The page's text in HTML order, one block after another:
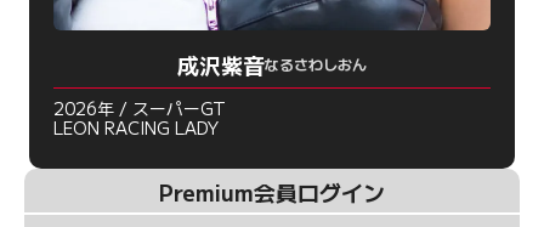
成沢紫音なるさわしおん
2026年 / スーパーGT
LEON RACING LADY
Premium会員ログイン